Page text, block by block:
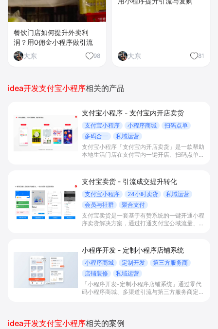
餐饮门店如何提升外卖利
润？用0佣金小程序做引流
大东
98 大东 81
idea开发支付宝小程序相关的产品
支付宝小程序 - 支付宝内开店卖货
支付宝小程序 小程序商城
扫码点单
多码合一
私域运营
支付宝小程序「支付宝内开店卖货」是一款帮助
本地生活门店在支付宝内一键开店、扫码点单买
率、客流转化和复购率，实现全渠道数字化经
营。
支付宝卖货 - 引流成交提升转化
支付宝小程序 24小时卖货
私域运营
会员与社群
聚合支付
支付宝卖货是一套基于有赞系统的一键开通小程
序卖货解决方案，通过打通支付宝公域流量、扫
率、下单转化率与复购率。
小程序开发 - 定制小程序店铺系统
小程序商城 定制开发
第三方服务商
店铺装修
私域运营
「小程序开发-定制小程序店铺系统」通过零代
码小程序商城、多渠道引流与第三方服务商定制
增长。
idea开发支付宝小程序相关的案例